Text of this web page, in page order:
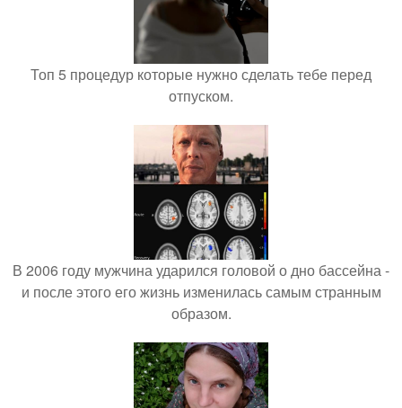
Топ 5 процедур которые нужно сделать тебе перед
отпуском.
В 2006 году мужчина ударился головой о дно бассейна -
и после этого его жизнь изменилась самым странным
образом.